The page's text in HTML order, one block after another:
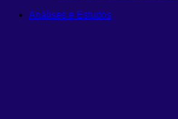
Análises e Estudos